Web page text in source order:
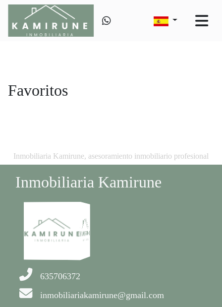
Favoritos
Inmobiliaria Kamirune, asesoramiento inmobiliario profesional
Inmobiliaria Kamirune
635706372
inmobiliariakamirune@gmail.com